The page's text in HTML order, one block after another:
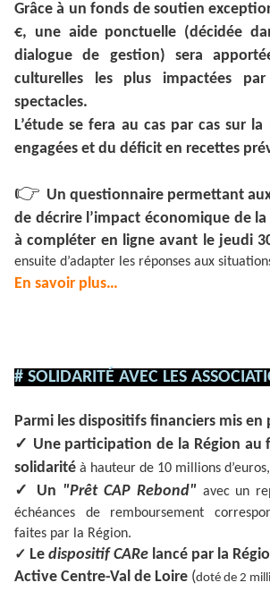
Grâce à un fonds de soutien
€, une aide ponctuelle (décidée
dialogue de gestion) sera
culturelles les plus impactées
spectacles.
L’étude se fera au cas par cas sur la
engagées et du déficit en recettes
👉 Un questionnaire permettant
de décrire l’impact économique de
à compléter en ligne avant le jeudi
ensuite d’adapter les réponses aux
En savoir plus…
# SOLIDARITÉ AVEC LES
Parmi les dispositifs financiers mis
✓ Une participation de la Région au
solidarité à hauteur de 10 millions d’euros,
✓ Un "Prêt CAP Rebond" avec un
échéances de remboursement
faites par la Région.
✓ Le dispositif CARe lancé par la
Active Centre-Val de Loire (doté de 2